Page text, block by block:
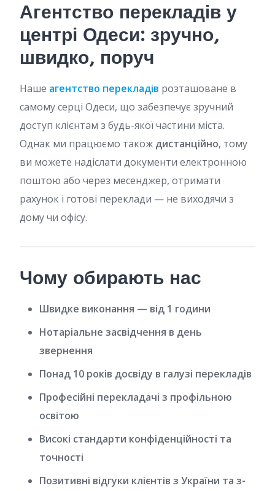
Агентство перекладів у
центрі Одеси: зручно,
швидко, поруч
Наше агентство перекладів розташоване в
самому серці Одеси, що забезпечує зручний
доступ клієнтам з будь-якої частини міста.
Однак ми працюємо також дистанційно, тому
ви можете надіслати документи електронною
поштою або через месенджер, отримати
рахунок і готові переклади — не виходячи з
дому чи офісу.
Чому обирають нас
Швидке виконання — від 1 години
Нотаріальне засвідчення в день
звернення
Понад 10 років досвіду в галузі перекладів
Професійні перекладачі з профільною
освітою
Високі стандарти конфіденційності та
точності
Позитивні відгуки клієнтів з України та з-